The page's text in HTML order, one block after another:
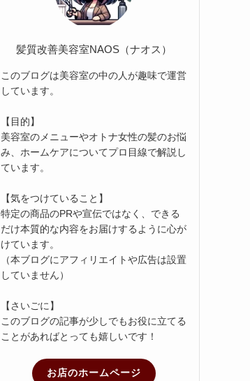
髪質改善美容室NAOS（ナオス）
このブログは美容室の中の人が趣味で運営
しています。
【目的】
美容室のメニューやオトナ女性の髪のお悩
み、ホームケアについてプロ目線で解説し
ています。
【気をつけていること】
特定の商品のPRや宣伝ではなく、できる
だけ本質的な内容をお届けするように心が
けています。
（本ブログにアフィリエイトや広告は設置
していません）
【さいごに】
このブログの記事が少しでもお役に立てる
ことがあればとっても嬉しいです！
お店のホームページ